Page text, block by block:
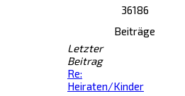
36186
Beiträge
Letzter
Beitrag
Re:
Heiraten/Kinder